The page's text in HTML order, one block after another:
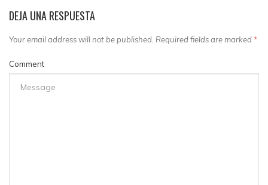
DEJA UNA RESPUESTA
Your email address will not be published. Required fields are marked *
Comment